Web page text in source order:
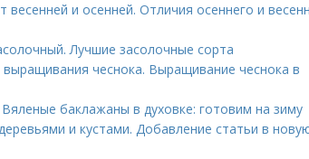
и осенней. Отличия осеннего и
Лучшие засолочные сорта
чеснока. Выращивание чеснока в
баклажаны в духовке: готовим на зиму
и кустами. Добавление статьи в